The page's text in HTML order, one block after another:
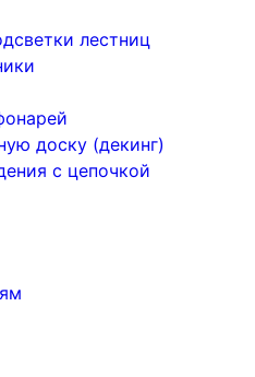
лестниц
доску (декинг)
с цепочкой